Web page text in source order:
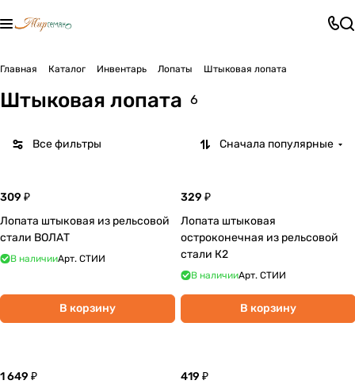
Главная Каталог Инвентарь Лопаты Штыковая лопата
Штыковая лопата 6
Все фильтры Сначала популярные
309 ₽
Лопата штыковая из рельсовой
стали ВОЛАТ
В наличииАрт. СТИИ
В корзину
329 ₽
Лопата штыковая
остроконечная из рельсовой
стали К2
В наличииАрт. СТИИ
В корзину
1 649 ₽
419 ₽